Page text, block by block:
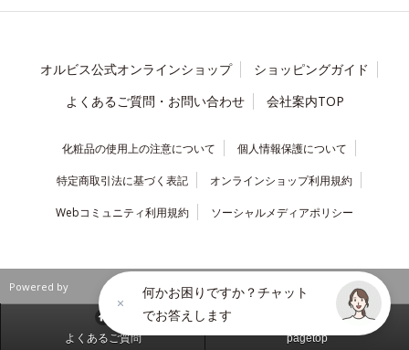
オルビス公式オンラインショップ
ショッピングガイド
よくあるご質問・お問い合わせ
会社案内TOP
化粧品の使用上の注意について 個人情報保護について
特定商取引法に基づく表記 オンラインショップ利用規約
Webコミュニティ利用規約 ソーシャルメディアポリシー
Powered by
よくあるご質問 pagetop
何かお困りですか？チャット
でお答えします